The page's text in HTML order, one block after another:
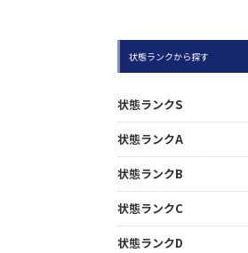
状態ランクから探す
状態ランクS
状態ランクA
状態ランクB
状態ランクC
状態ランクD